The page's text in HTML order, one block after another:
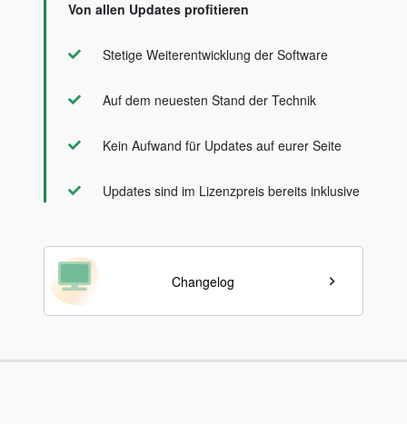
Von allen Updates profitieren
Stetige Weiterentwicklung der Software
Auf dem neuesten Stand der Technik
Kein Aufwand für Updates auf eurer Seite
Updates sind im Lizenzpreis bereits inklusive
Changelog